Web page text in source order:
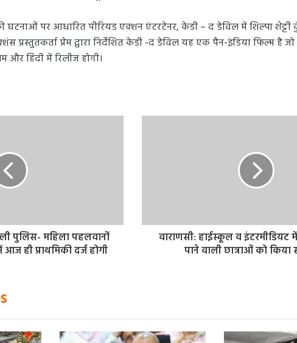
पर आधारित पीरियड एक्शन एंटरटेनर, केडी – द डेविल में शिल्पा शेट्टी
प्रस्तुतकर्ता प्रेम द्वारा निर्देशित केडी -द डेविल यह एक पैन-इंडिया फिल्म है
हिंदी में रिलीज होगी।
पुलिस- महिला पहलवानों
ही प्राथमिकी दर्ज होगी
वाराणसी: हाईस्कूल व इंटरमीडियट
पाने वाली छात्राओं को किया